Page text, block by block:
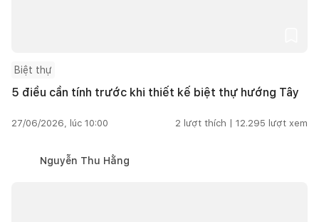
Biệt thự
5 điều cần tính trước khi thiết kế biệt thự hướng Tây
27/06/2026, lúc 10:00 2 lượt thích | 12.295 lượt xem
Nguyễn Thu Hằng